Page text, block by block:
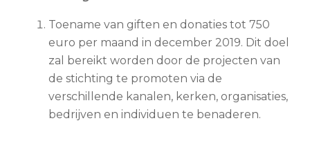
Toename van giften en donaties tot 750
euro per maand in december 2019. Dit doel
zal bereikt worden door de projecten van
de stichting te promoten via de
verschillende kanalen, kerken, organisaties,
bedrijven en individuen te benaderen.